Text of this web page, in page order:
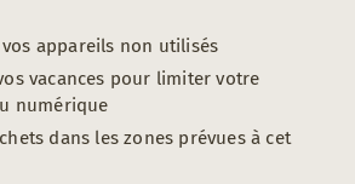
vos appareils non utilisés
vacances pour limiter votre
numérique
dans les zones prévues à cet